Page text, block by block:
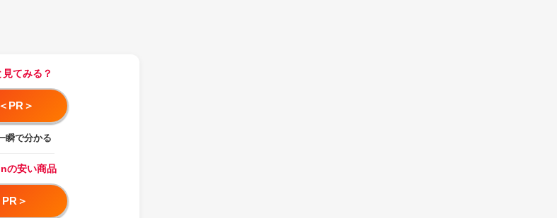
てみる？
PR＞
瞬で分かる
の安い商品
＞